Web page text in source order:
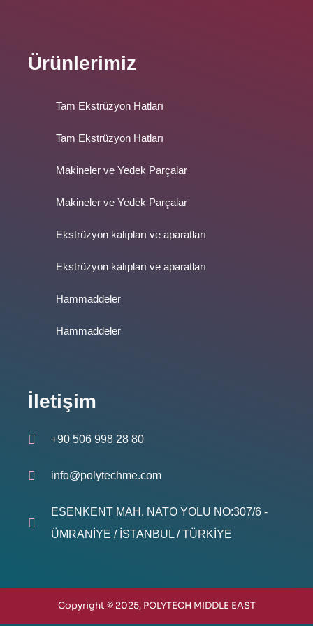
Ürünlerimiz
Tam Ekstrüzyon Hatları
Tam Ekstrüzyon Hatları
Makineler ve Yedek Parçalar
Makineler ve Yedek Parçalar
Ekstrüzyon kalıpları ve aparatları
Ekstrüzyon kalıpları ve aparatları
Hammaddeler
Hammaddeler
İletişim
+90 506 998 28 80
info@polytechme.com
ESENKENT MAH. NATO YOLU NO:307/6 -
ÜMRANİYE / İSTANBUL / TÜRKİYE
Copyright © 2025, POLYTECH MIDDLE EAST